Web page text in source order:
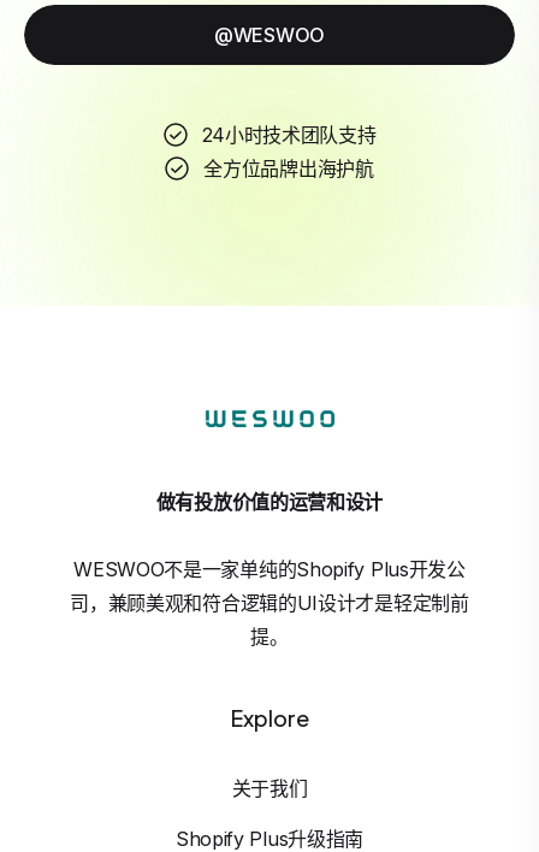
@WESWOO
24小时技术团队支持
全方位品牌出海护航
做有投放价值的运营和设计
WESWOO不是一家单纯的Shopify Plus开发公
司，兼顾美观和符合逻辑的UI设计才是轻定制前
提。
Explore
关于我们
Shopify Plus升级指南